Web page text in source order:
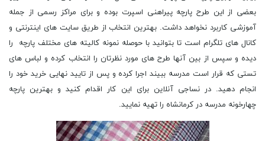
بعضی از این طرح پارچه پیراهنی اسپرت بوده و برای مراکز رسمی از جمله
آموزشی کاربرد نخواهد داشت. بهترین انتخاب از طریق سایت های اینترنتی و
کانال های تلگرام است تا بتوانید با حوصله نمونه کالیته های مختلف پارچه را
دیده و سپس از بین آنها طرح های مورد نظرتان را انتخاب کرده و لباس های
تستی که قرار است مدرسه ببیند اجرا کرده و پس از تایید نهایی خرید خود را
انجام دهید. در نساجی آنلاین برای این کار اقدام کنید و بهترین پارچه
چهارخونه مدرسه در کرمانشاه را تهیه نمایید.